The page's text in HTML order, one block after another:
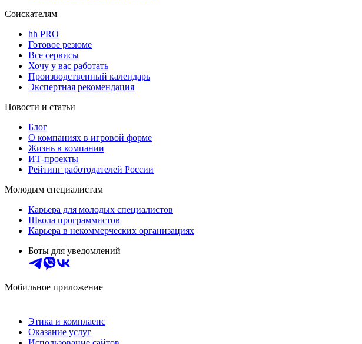
Соискателям
hh PRO
Готовое резюме
Все сервисы
Хочу у вас работать
Производственный календарь
Экспертная рекомендация
Новости и статьи
Блог
О компаниях в игровой форме
Жизнь в компании
ИТ-проекты
Рейтинг работодателей России
Молодым специалистам
Карьера для молодых специалистов
Школа программистов
Карьера в некоммерческих организациях
Боты для уведомлений
Мобильное приложение
Этика и комплаенс
Оказание услуг